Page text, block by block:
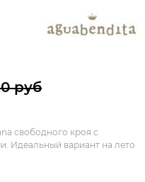
руб
свободного кроя с
Идеальный вариант на лето